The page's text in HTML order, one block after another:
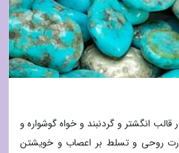
انگشتر و گردنبند و خواه گوشواره و
قدرت روحی و تسلط بر اعصاب و خویشتن